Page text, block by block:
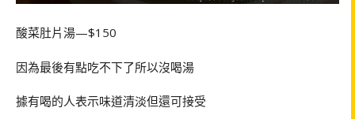
酸菜肚片湯—$150
因為最後有點吃不下了所以沒喝湯
據有喝的人表示味道清淡但還可接受